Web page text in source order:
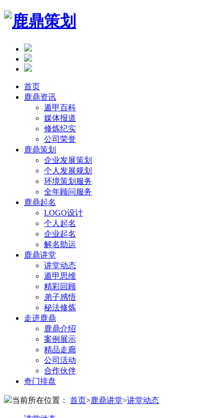
首页
鹿鼎资讯
遁甲百科
媒体报道
修炼纪实
公司荣誉
鹿鼎策划
企业发展策划
个人发展规划
环境策划服务
全年顾问服务
鹿鼎起名
LOGO设计
个人起名
企业起名
解名助运
鹿鼎讲堂
讲堂动态
遁甲思维
精彩回顾
弟子感悟
秘法修炼
走进鹿鼎
鹿鼎介绍
案例展示
精品走廊
公司活动
合作伙伴
奇门排盘
当前所在位置： 首页>鹿鼎讲堂>讲堂动态